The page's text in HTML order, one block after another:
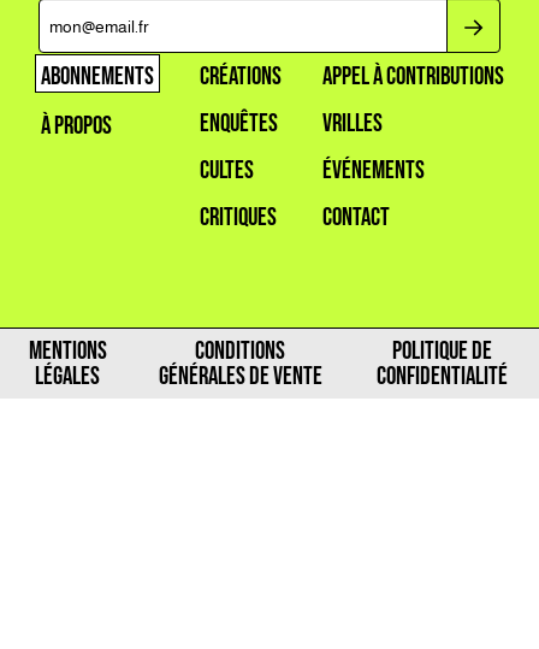
ABONNEMENTS
À PROPOS
CRÉATIONS
ENQUÊTES
CULTES
CRITIQUES
APPEL À CONTRIBUTIONS
VRILLES
ÉVÉNEMENTS
CONTACT
MENTIONS
LÉGALES
CONDITIONS
GÉNÉRALES DE VENTE
POLITIQUE DE
CONFIDENTIALITÉ